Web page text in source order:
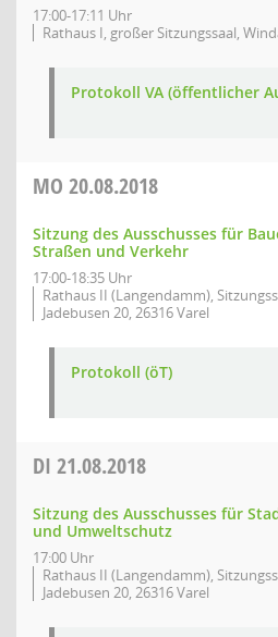
17:00-17:11 Uhr
Rathaus I, großer Sitzungssaal,
Protokoll VA (öffentlicher
MO 20.08.2018
Sitzung des Ausschusses für
Straßen und Verkehr
17:00-18:35 Uhr
Rathaus II (Langendamm),
Jadebusen 20, 26316 Varel
Protokoll (öT)
DI 21.08.2018
Sitzung des Ausschusses für
und Umweltschutz
17:00 Uhr
Rathaus II (Langendamm),
Jadebusen 20, 26316 Varel